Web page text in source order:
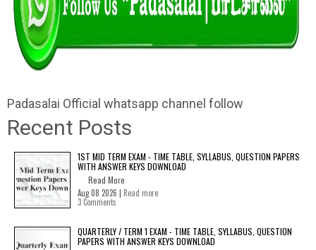
Padasalai Official whatsapp channel follow
Recent Posts
1ST MID TERM EXAM - TIME TABLE, SYLLABUS, QUESTION PAPERS
WITH ANSWER KEYS DOWNLOAD
Read More
Aug 08 2026 | Read more
3 Comments
QUARTERLY / TERM 1 EXAM - TIME TABLE, SYLLABUS, QUESTION
PAPERS WITH ANSWER KEYS DOWNLOAD